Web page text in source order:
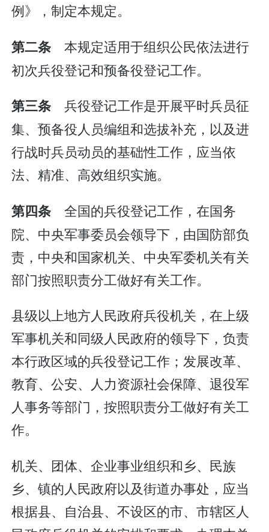
例》，制定本规定。
第二条本规定适用于组织公民依法进行
初次兵役登记和预备役登记工作。
第三条兵役登记工作是开展平时兵员征
集、预备役人员编组和选拔补充，以及进
行战时兵员动员的基础性工作，应当依
法、精准、高效组织实施。
第四条全国的兵役登记工作，在国务
院、中央军事委员会领导下，由国防部负
责，中央和国家机关、中央军委机关有关
部门按照职责分工做好有关工作。
县级以上地方人民政府兵役机关，在上级
军事机关和同级人民政府的领导下，负责
本行政区域的兵役登记工作；发展改革、
教育、公安、人力资源社会保障、退役军
人事务等部门，按照职责分工做好有关工
作。
机关、团体、企业事业组织和乡、民族
乡、镇的人民政府以及街道办事处，应当
根据县、自治县、不设区的市、市辖区人